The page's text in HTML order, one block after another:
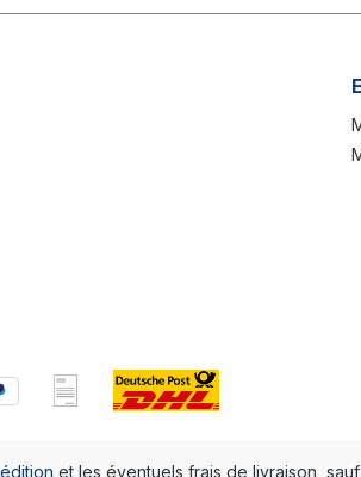
et les éventuels frais de livraison,